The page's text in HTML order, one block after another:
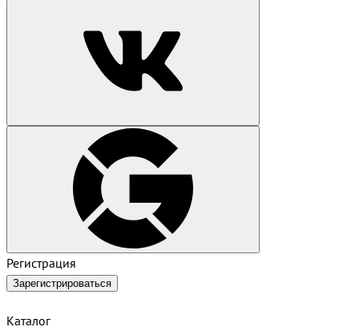
Регистрация
Зарегистрироваться
Каталог